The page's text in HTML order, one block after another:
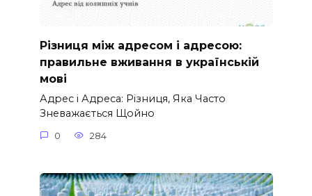
Різниця між адресом і адресою:
правильне вживання в українській
мові
Адрес і Адреса: Різниця, Яка Часто
Зневажається Щойно
0 284